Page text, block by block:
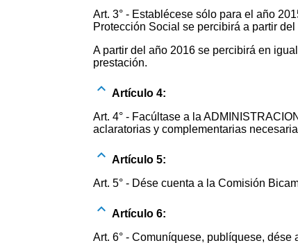
Art. 3° - Establécese sólo para el año
Protección Social se percibirá a partir del
A partir del año 2016 se percibirá en
prestación.
Artículo 4:
Art. 4° - Facúltase a la
aclaratorias y complementarias
Artículo 5:
Art. 5° - Dése cuenta a la Comisión
Artículo 6:
Art. 6° - Comuníquese, publíquese,